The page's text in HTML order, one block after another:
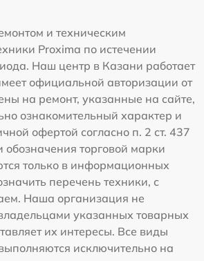
и техническим
Proxima по истечении
Наш центр в Казани работает
официальной авторизации от
на ремонт, указанные на сайте,
ознакомительный характер и
офертой согласно п. 2 ст. 437
торговой марки
только в информационных
перечень техники, с
Наша организация не
указанных товарных
их интересы. Все виды
исключительно на